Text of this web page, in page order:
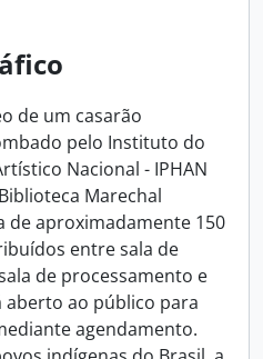
de um casarão
pelo Instituto do
Nacional - IPHAN
Marechal
de aproximadamente 150
entre sala de
de processamento e
aberto ao público para
agendamento.